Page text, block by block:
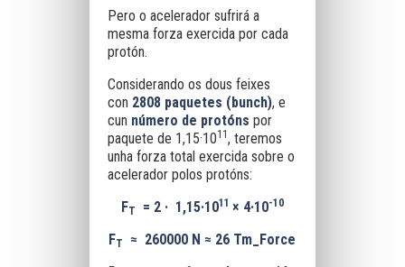
Pero o acelerador sufrirá a
mesma forza exercida por cada
protón.
Considerando os dous feixes
con 2808 paquetes (bunch), e
cun número de protóns por
paquete de 1,15·101 1, teremos
unha forza total exercida sobre o
acelerador polos protóns:
FT = 2 · 1,15·1011 × 4·10-10
FT ≈ 260000 N ≈ 26 Tm_Force